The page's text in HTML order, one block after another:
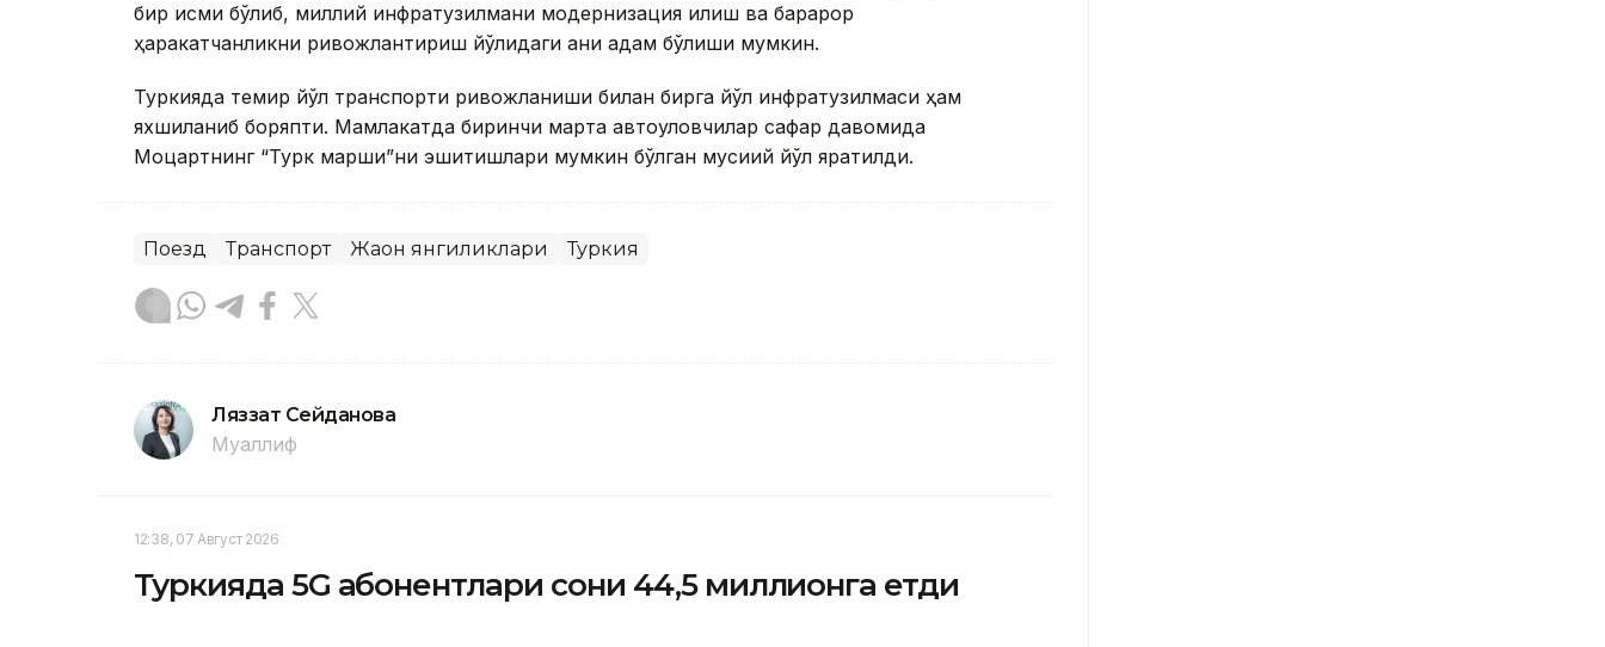
бир қисми бўлиб, миллий инфратузилмани модернизация қилиш ва барқарор
ҳаракатчанликни ривожлантириш йўлидаги аниқ қадам бўлиши мумкин.
Туркияда темир йўл транспорти ривожланиши билан бирга йўл инфратузилмаси ҳам
яхшиланиб боряпти. Мамлакатда биринчи марта автоуловчилар сафар давомида
Моцартнинг “Турк марши”ни эшитишлари мумкин бўлган мусиқий йўл яратилди.
Поезд Транспорт Жаҳон янгиликлари Туркия
Ляззат Сейданова
Муаллиф
12:38, 07 Август 2026
Туркияда 5G абонентлари сони 44,5 миллионга етди